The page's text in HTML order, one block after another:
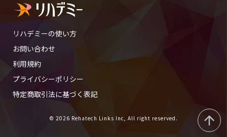
リハデミーの使い方
お問い合わせ
利用規約
プライバシーポリシー
特定商取引法に基づく表記
© 2026 Rehatech Links Inc, All right reserved.